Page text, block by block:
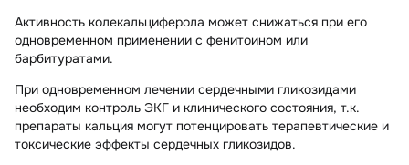
Активность колекальциферола может снижаться при его
одновременном применении с фенитоином или
барбитуратами.
При одновременном лечении сердечными гликозидами
необходим контроль ЭКГ и клинического состояния, т.к.
препараты кальция могут потенцировать терапевтические и
токсические эффекты сердечных гликозидов.